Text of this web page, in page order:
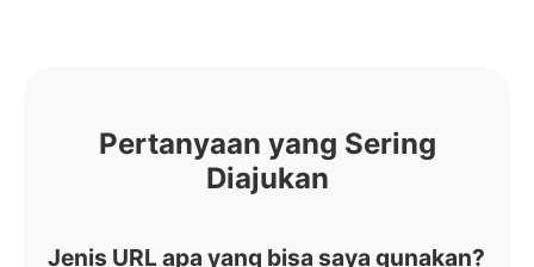
Pertanyaan yang Sering
Diajukan
Jenis URL apa yang bisa saya gunakan?